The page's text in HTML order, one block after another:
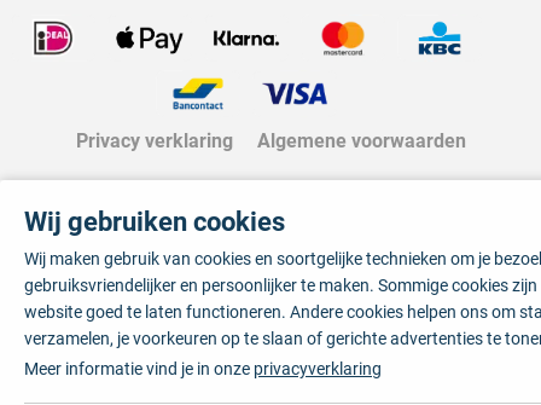
Privacy verklaring Algemene voorwaarden
Wij gebruiken cookies
Wij maken gebruik van cookies en soortgelijke technieken om je
gebruiksvriendelijker en persoonlijker te maken. Sommige cookies
website goed te laten functioneren. Andere cookies helpen ons om
verzamelen, je voorkeuren op te slaan of gerichte advertenties te
Meer informatie vind je in onze privacyverklaring